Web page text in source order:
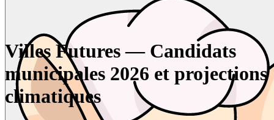
Villes Futures — Candidats
municipales 2026 et projections
climatiques